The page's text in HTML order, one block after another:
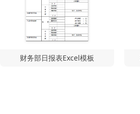
财务部日报表Excel模板